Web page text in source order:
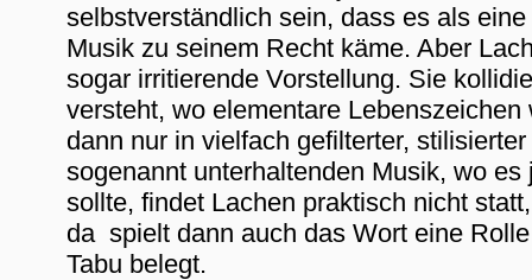
selbstverständlich sein, dass es als
Musik zu seinem Recht käme. Aber
sogar irritierende Vorstellung. Sie
versteht, wo elementare
dann nur in vielfach gefilterter,
sogenannt unterhaltenden Musik, wo
sollte, findet Lachen praktisch nicht
da spielt dann auch das Wort eine
Tabu belegt.